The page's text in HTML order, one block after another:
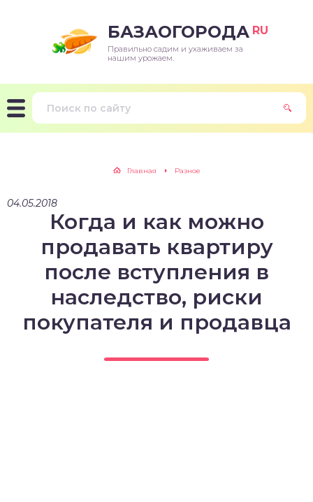
БАЗАОГОРОДА RU
Правильно садим и ухаживаем за
нашим урожаем.
Главная Разное
04.05.2018
Когда и как можно
продавать квартиру
после вступления в
наследство, риски
покупателя и продавца